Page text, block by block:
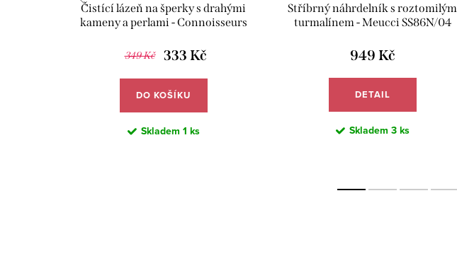
Čistící lázeň na šperky s drahými
kameny a perlami - Connoisseurs
349 Kč 333 Kč
DO KOŠÍKU
Skladem 1 ks
Stříbrný náhrdelník s roztomilým
turmalínem - Meucci SS86N/04
949 Kč
DETAIL
Skladem 3 ks